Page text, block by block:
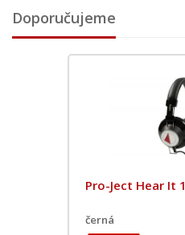
Doporučujeme
Pro-Ject Hear It 1
černá